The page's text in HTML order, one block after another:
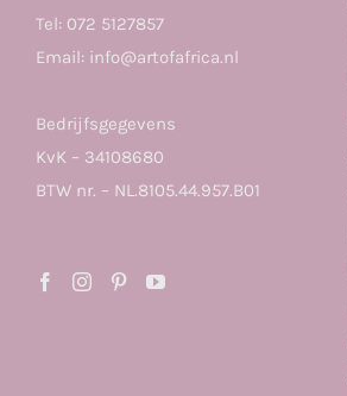
Tel: 072 5127857
Email: info@artofafrica.nl
Bedrijfsgegevens
KvK – 34108680
BTW nr. – NL.8105.44.957.B01